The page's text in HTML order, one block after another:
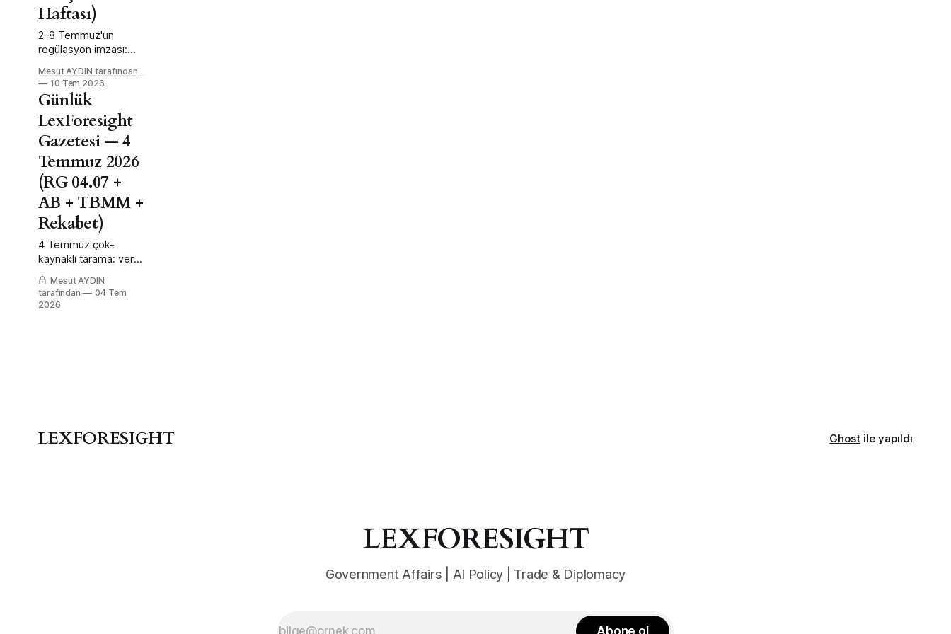
Haftası)
2–8 Temmuz'un
regülasyon imzası:
pencere açıp eşik
koydu. Vergi afı ve
indirim pencereleri
açılırken ceza, ruhsat
ve usul eşikleri
sertleşti. 5 tema,
Decode→Map→Move
+ arbitraj vektörüyle
haftanın büyük resmi.
Mesut AYDIN tarafından
10 Tem 2026
Günlük
LexForesight
Gazetesi — 4
Temmuz 2026
(RG 04.07 +
AB + TBMM +
Rekabet)
4 Temmuz çok-
kaynaklı tarama: vergi
cephesinde varlık
bildirimi ve KV/GV
tebliğ paketi; gıdada
Mesut AYDIN
tarafından
04 Tem
2026
LEXFORESIGHT Ghost ile yapıldı
LEXFORESIGHT
Government Affairs | AI Policy | Trade & Diplomacy
Abone ol